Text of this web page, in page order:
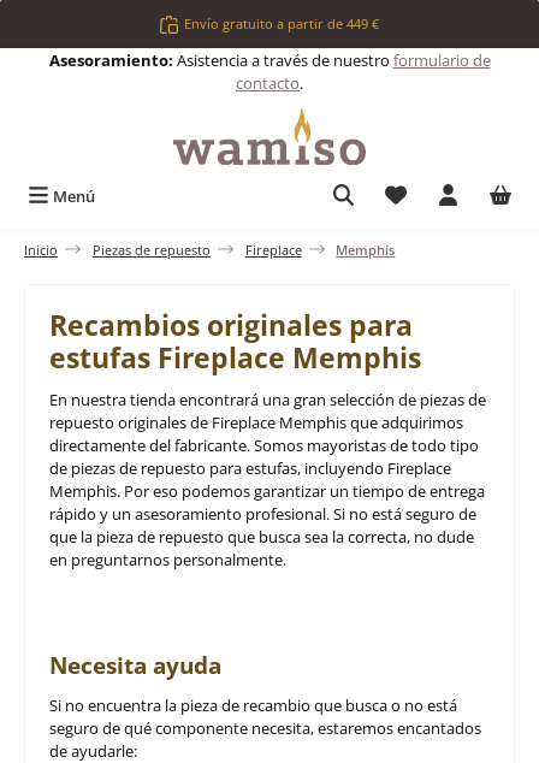
Saltar al contenido principalEnvío gratuito a partir de 449 €
Asesoramiento: Asistencia a través de nuestro formulario de
contacto.
Menú Tienes 0
Inicio Piezas de repuesto Fireplace Memphis
Recambios originales para
estufas Fireplace Memphis
En nuestra tienda encontrará una gran selección de piezas de
repuesto originales de Fireplace Memphis que adquirimos
directamente del fabricante. Somos mayoristas de todo tipo
de piezas de repuesto para estufas, incluyendo Fireplace
Memphis. Por eso podemos garantizar un tiempo de entrega
rápido y un asesoramiento profesional. Si no está seguro de
que la pieza de repuesto que busca sea la correcta, no dude
en preguntarnos personalmente.
Necesita ayuda
Si no encuentra la pieza de recambio que busca o no está
seguro de qué componente necesita, estaremos encantados
de ayudarle: